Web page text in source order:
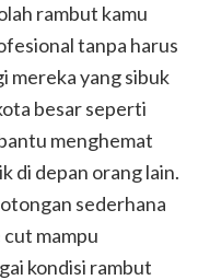
rambut kamu
tanpa harus
mereka yang sibuk
besar seperti
menghemat
di depan orang lain.
sederhana
mampu
kondisi rambut